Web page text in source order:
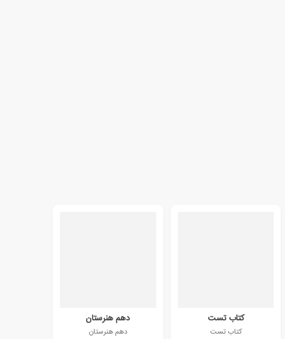
کتاب تست
کتاب تست
دهم هنرستان
دهم هنرستان